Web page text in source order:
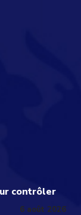
contrôler
6 août 2026